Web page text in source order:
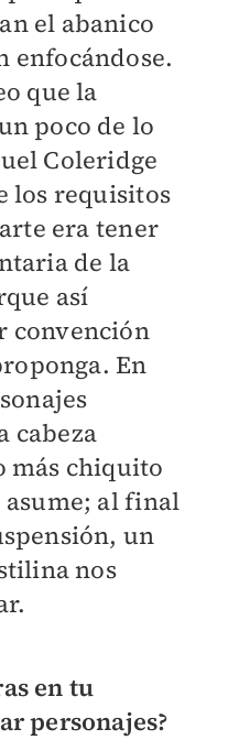
el abanico
enfocándose.
que la
poco de lo
Coleridge
los requisitos
era tener
de la
así
convención
En
cabeza
más chiquito
al final
un
nos
en tu
personajes?